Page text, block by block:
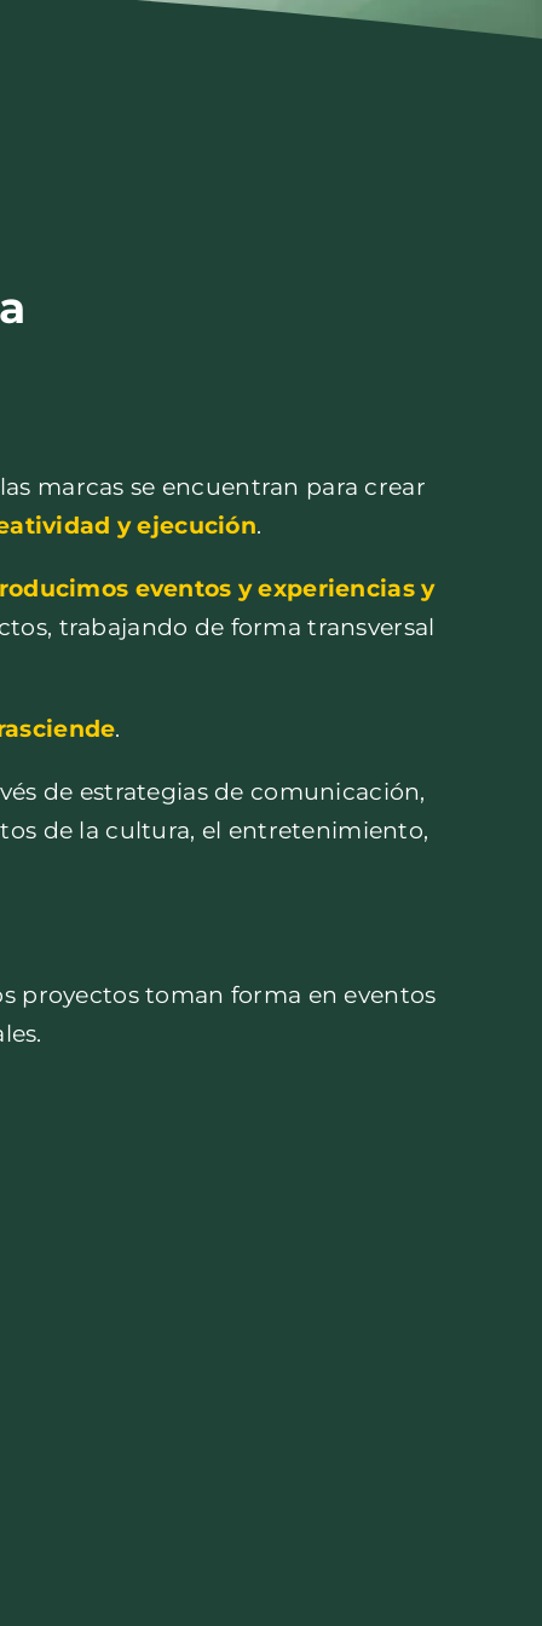
marcas se encuentran para crear
y ejecución.
eventos y experiencias y
trabajando de forma transversal
.
de estrategias de comunicación,
de la cultura, el entretenimiento,
proyectos toman forma en eventos